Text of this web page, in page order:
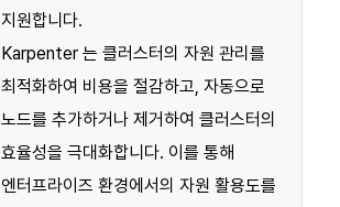
지원합니다.
Karpenter 는 클러스터의 자원 관리를
최적화하여 비용을 절감하고, 자동으로
노드를 추가하거나 제거하여 클러스터의
효율성을 극대화합니다. 이를 통해
엔터프라이즈 환경에서의 자원 활용도를